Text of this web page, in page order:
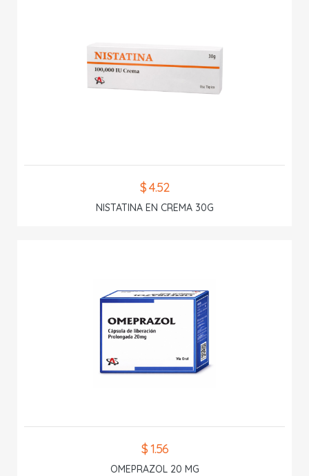
$ 4.52
NISTATINA EN CREMA 30G
$ 1.56
OMEPRAZOL 20 MG